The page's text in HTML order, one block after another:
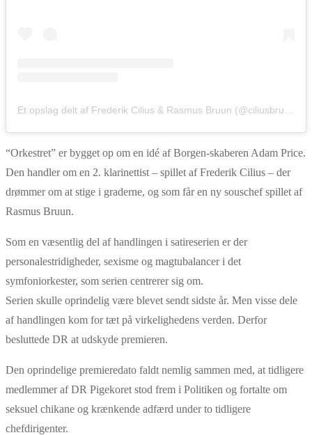
“Orkestret” er bygget op om en idé af Borgen-skaberen Adam Price.
Den handler om en 2. klarinettist – spillet af Frederik Cilius – der
drømmer om at stige i graderne, og som får en ny souschef spillet af
Rasmus Bruun.
Som en væsentlig del af handlingen i satireserien er der
personalestridigheder, sexisme og magtubalancer i det
symfoniorkester, som serien centrerer sig om.
Serien skulle oprindelig være blevet sendt sidste år. Men visse dele
af handlingen kom for tæt på virkelighedens verden. Derfor
besluttede DR at udskyde premieren.
Den oprindelige premieredato faldt nemlig sammen med, at tidligere
medlemmer af DR Pigekoret stod frem i Politiken og fortalte om
seksuel chikane og krænkende adfærd under to tidligere
chefdirigenter.